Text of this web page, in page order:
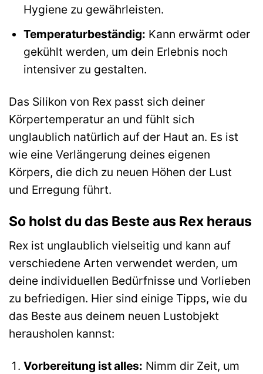
Hygiene zu gewährleisten.
Temperaturbeständig: Kann erwärmt oder
gekühlt werden, um dein Erlebnis noch
intensiver zu gestalten.
Das Silikon von Rex passt sich deiner
Körpertemperatur an und fühlt sich
unglaublich natürlich auf der Haut an. Es ist
wie eine Verlängerung deines eigenen
Körpers, die dich zu neuen Höhen der Lust
und Erregung führt.
So holst du das Beste aus Rex heraus
Rex ist unglaublich vielseitig und kann auf
verschiedene Arten verwendet werden, um
deine individuellen Bedürfnisse und Vorlieben
zu befriedigen. Hier sind einige Tipps, wie du
das Beste aus deinem neuen Lustobjekt
herausholen kannst:
Vorbereitung ist alles: Nimm dir Zeit, um